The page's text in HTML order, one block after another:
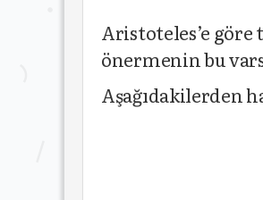
Aristoteles’e
önermenin bu
Aşağıdakilerden